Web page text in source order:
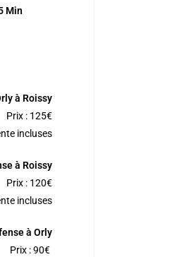
Min
à Roissy
Prix : 125€
incluses
à Roissy
Prix : 120€
incluses
à Orly
Prix : 90€